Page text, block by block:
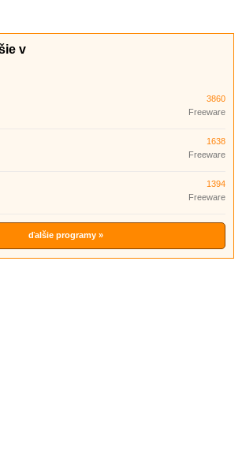
v
3860
Freeware
1638
Freeware
1394
Freeware
ďalšie programy »